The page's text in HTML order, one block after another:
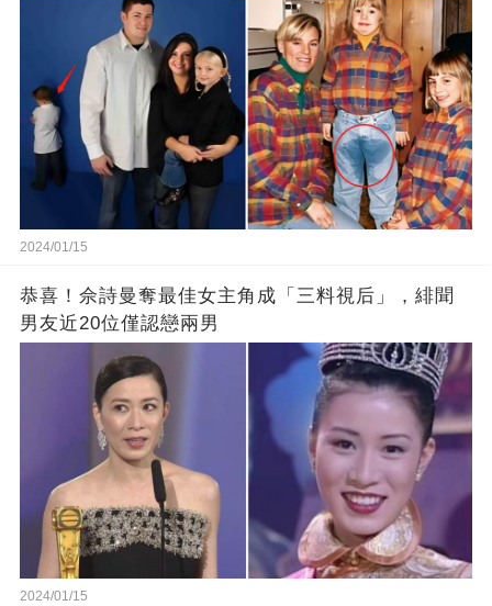
2024/01/15
恭喜！佘詩曼奪最佳女主角成「三料視后」，緋聞
男友近20位僅認戀兩男
2024/01/15